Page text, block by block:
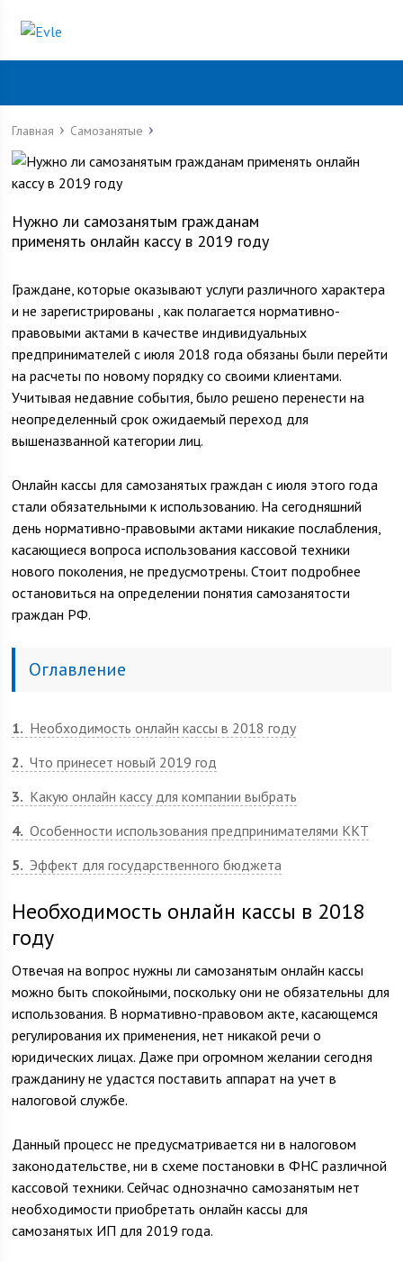
Главная Самозанятые
Нужно ли самозанятым гражданам
применять онлайн кассу в 2019 году
Граждане, которые оказывают услуги различного характера
и не зарегистрированы , как полагается нормативно-
правовыми актами в качестве индивидуальных
предпринимателей с июля 2018 года обязаны были перейти
на расчеты по новому порядку со своими клиентами.
Учитывая недавние события, было решено перенести на
неопределенный срок ожидаемый переход для
вышеназванной категории лиц.
Онлайн кассы для самозанятых граждан с июля этого года
стали обязательными к использованию. На сегодняшний
день нормативно-правовыми актами никакие послабления,
касающиеся вопроса использования кассовой техники
нового поколения, не предусмотрены. Стоит подробнее
остановиться на определении понятия самозанятости
граждан РФ.
Оглавление
1
Необходимость онлайн кассы в 2018 году
2
Что принесет новый 2019 год
3
Какую онлайн кассу для компании выбрать
4 Особенности использования предпринимателями ККТ
5 Эффект для государственного бюджета
Необходимость онлайн кассы в 2018
году
Отвечая на вопрос нужны ли самозанятым онлайн кассы
можно быть спокойными, поскольку они не обязательны для
использования. В нормативно-правовом акте, касающемся
регулирования их применения, нет никакой речи о
юридических лицах. Даже при огромном желании сегодня
гражданину не удастся поставить аппарат на учет в
налоговой службе.
Данный процесс не предусматривается ни в налоговом
законодательстве, ни в схеме постановки в ФНС различной
кассовой техники. Сейчас однозначно самозанятым нет
необходимости приобретать онлайн кассы для
самозанятых ИП для 2019 года.